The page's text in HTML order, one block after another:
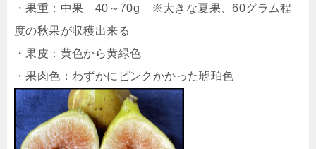
・果重：中果 40～70g ※大きな夏果、60グラム程
度の秋果が収穫出来る
・果皮：黄色から黄緑色
・果肉色：わずかにピンクかかった琥珀色